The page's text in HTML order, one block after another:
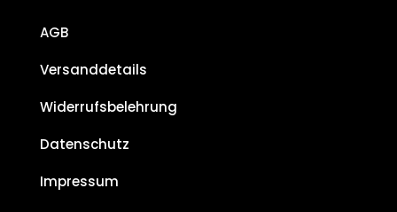
AGB
Versanddetails
Widerrufsbelehrung
Datenschutz
Impressum